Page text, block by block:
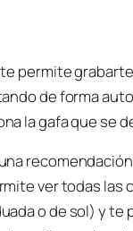
permite
de forma
la gafa que se
ver todas
o de sol) y